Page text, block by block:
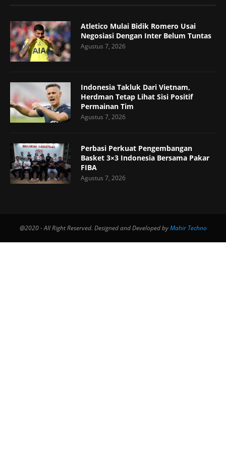
Atletico Mulai Bidik Romero Usai
Negosiasi Dengan Inter Belum Tuntas
Agustus 7, 2026
Indonesia Takluk Dari Vietnam,
Herdman Tetap Lihat Sisi Positif
Permainan Tim
Agustus 7, 2026
Perbasi Perkuat Pengembangan
Basket 3×3 Indonesia Bersama Pakar
FIBA
Agustus 7, 2026
@2020 - All Right Reserved. Designed and Developed byMahir Techno